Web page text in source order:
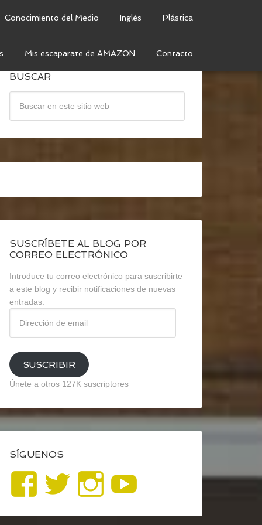
Conocimiento del Medio Inglés Plástica
Mis escaparate de AMAZON Contacto
BUSCAR
SUSCRÍBETE AL BLOG POR
CORREO ELECTRÓNICO
Introduce tu correo electrónico para suscribirte
a este blog y recibir notificaciones de nuevas
entradas.
email
SUSCRIBIR
Únete a otros 127K suscriptores
SÍGUENOS
Ver
perfil
Ver
perfil
Ver
perfil
YouTube